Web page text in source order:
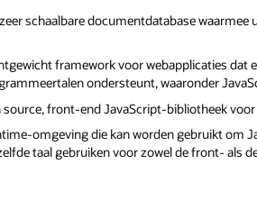
schaalbare documentdatabase
framework voor webapplicaties dat
ondersteunt, waaronder
source, front-end JavaScript-bibliotheek
omgeving die kan worden gebruikt om
taal gebruiken voor zowel de front- als